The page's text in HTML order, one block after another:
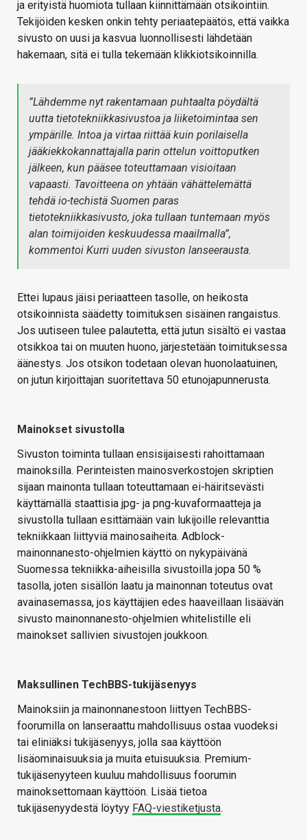
ja erityistä huomiota tullaan kiinnittämään otsikointiin.
Tekijöiden kesken onkin tehty periaatepäätös, että vaikka
sivusto on uusi ja kasvua luonnollisesti lähdetään
hakemaan, sitä ei tulla tekemään klikkiotsikoinnilla.
”Lähdemme nyt rakentamaan puhtaalta pöydältä
uutta tietotekniikkasivustoa ja liiketoimintaa sen
ympärille. Intoa ja virtaa riittää kuin porilaisella
jääkiekkokannattajalla parin ottelun voittoputken
jälkeen, kun pääsee toteuttamaan visioitaan
vapaasti. Tavoitteena on yhtään vähättelemättä
tehdä io-techistä Suomen paras
tietotekniikkasivusto, joka tullaan tuntemaan myös
alan toimijoiden keskuudessa maailmalla”,
kommentoi Kurri uuden sivuston lanseerausta.
Ettei lupaus jäisi periaatteen tasolle, on heikosta
otsikoinnista säädetty toimituksen sisäinen rangaistus.
Jos uutiseen tulee palautetta, että jutun sisältö ei vastaa
otsikkoa tai on muuten huono, järjestetään toimituksessa
äänestys. Jos otsikon todetaan olevan huonolaatuinen,
on jutun kirjoittajan suoritettava 50 etunojapunnerusta.
Mainokset sivustolla
Sivuston toiminta tullaan ensisijaisesti rahoittamaan
mainoksilla. Perinteisten mainosverkostojen skriptien
sijaan mainonta tullaan toteuttamaan ei-häiritsevästi
käyttämällä staattisia jpg- ja png-kuvaformaatteja ja
sivustolla tullaan esittämään vain lukijoille relevanttia
tekniikkaan liittyviä mainosaiheita. Adblock-
mainonnanesto-ohjelmien käyttö on nykypäivänä
Suomessa tekniikka-aiheisilla sivustoilla jopa 50 %
tasolla, joten sisällön laatu ja mainonnan toteutus ovat
avainasemassa, jos käyttäjien edes haaveillaan lisäävän
sivusto mainonnanesto-ohjelmien whitelistille eli
mainokset sallivien sivustojen joukkoon.
Maksullinen TechBBS-tukijäsenyys
Mainoksiin ja mainonnanestoon liittyen TechBBS-
foorumilla on lanseraattu mahdollisuus ostaa vuodeksi
tai eliniäksi tukijäsenyys, jolla saa käyttöön
lisäominaisuuksia ja muita etuisuuksia. Premium-
tukijäsenyyteen kuuluu mahdollisuus foorumin
mainoksettomaan käyttöön. Lisää tietoa
tukijäsenyydestä löytyy FAQ-viestiketjusta.